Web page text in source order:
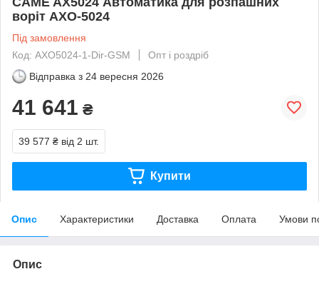
воріт AXO-5024
Під замовлення
Код: AXO5024-1-Dir-GSM
Опт і роздріб
Відправка з 24 вересня 2026
41 641 ₴
39 577 ₴ від 2 шт.
Купити
Опис Характеристики Доставка Оплата Умови
Опис